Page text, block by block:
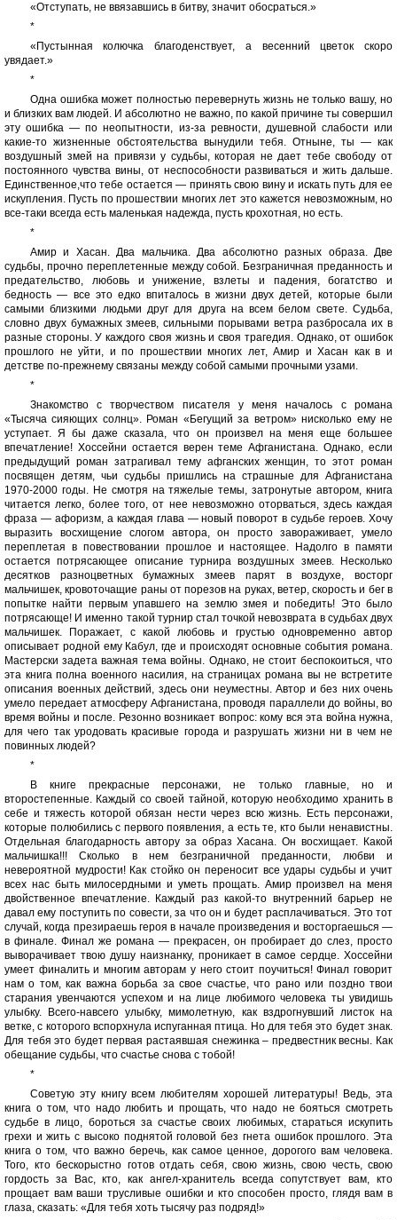
«Отступать, не ввязавшись в битву, значит обосраться.»
*
«Пустынная колючка благоденствует, а весенний цветок скоро
увядает.»
*
Одна ошибка может полностью перевернуть жизнь не только вашу, но
и близких вам людей. И абсолютно не важно, по какой причине ты совершил
эту ошибка — по неопытности, из-за ревности, душевной слабости или
какие-то жизненные обстоятельства вынудили тебя. Отныне, ты — как
воздушный змей на привязи у судьбы, которая не дает тебе свободу от
постоянного чувства вины, от неспособности развиваться и жить дальше.
Единственное,что тебе остается — принять свою вину и искать путь для ее
искупления. Пусть по прошествии многих лет это кажется невозможным, но
все-таки всегда есть маленькая надежда, пусть крохотная, но есть.
*
Амир и Хасан. Два мальчика. Два абсолютно разных образа. Две
судьбы, прочно переплетенные между собой. Безграничная преданность и
предательство, любовь и унижение, взлеты и падения, богатство и
бедность — все это едко впиталось в жизни двух детей, которые были
самыми близкими людьми друг для друга на всем белом свете. Судьба,
словно двух бумажных змеев, сильными порывами ветра разбросала их в
разные стороны. У каждого своя жизнь и своя трагедия. Однако, от ошибок
прошлого не уйти, и по прошествии многих лет, Амир и Хасан как в и
детстве по-прежнему связаны между собой самыми прочными узами.
*
Знакомство с творчеством писателя у меня началось с романа
«Тысяча сияющих солнц». Роман «Бегущий за ветром» нисколько ему не
уступает. Я бы даже сказала, что он произвел на меня еще большее
впечатление! Хоссейни остается верен теме Афганистана. Однако, если
предыдущий роман затрагивал тему афганских женщин, то этот роман
посвящен детям, чьи судьбы пришлись на страшные для Афганистана
1970-2000 годы. Не смотря на тяжелые темы, затронутые автором, книга
читается легко, более того, от нее невозможно оторваться, здесь каждая
фраза — афоризм, а каждая глава — новый поворот в судьбе героев. Хочу
выразить восхищение слогом автора, он просто завораживает, умело
переплетая в повествовании прошлое и настоящее. Надолго в памяти
остается потрясающее описание турнира воздушных змеев. Несколько
десятков разноцветных бумажных змеев парят в воздухе, восторг
мальчишек, кровоточащие раны от порезов на руках, ветер, скорость и бег в
попытке найти первым упавшего на землю змея и победить! Это было
потрясающе! И именно такой турнир стал точкой невозврата в судьбах двух
мальчишек. Поражает, с какой любовь и грустью одновременно автор
описывает родной ему Кабул, где и происходят основные события романа.
Мастерски задета важная тема войны. Однако, не стоит беспокоиться, что
эта книга полна военного насилия, на страницах романа вы не встретите
описания военных действий, здесь они неуместны. Автор и без них очень
умело передает атмосферу Афганистана, проводя параллели до войны, во
время войны и после. Резонно возникает вопрос: кому вся эта война нужна,
для чего так уродовать красивые города и разрушать жизни ни в чем не
повинных людей?
*
В книге прекрасные персонажи, не только главные, но и
второстепенные. Каждый со своей тайной, которую необходимо хранить в
себе и тяжесть которой обязан нести через всю жизнь. Есть персонажи,
которые полюбились с первого появления, а есть те, кто были ненавистны.
Отдельная благодарность автору за образ Хасана. Он восхищает. Какой
мальчишка!!! Сколько в нем безграничной преданности, любви и
невероятной мудрости! Как стойко он переносит все удары судьбы и учит
всех нас быть милосердными и уметь прощать. Амир произвел на меня
двойственное впечатление. Каждый раз какой-то внутренний барьер не
давал ему поступить по совести, за что он и будет расплачиваться. Это тот
случай, когда презираешь героя в начале произведения и восторгаешься —
в финале. Финал же романа — прекрасен, он пробирает до слез, просто
выворачивает твою душу наизнанку, проникает в самое сердце. Хоссейни
умеет финалить и многим авторам у него стоит поучиться! Финал говорит
нам о том, как важна борьба за свое счастье, что рано или поздно твои
старания увенчаются успехом и на лице любимого человека ты увидишь
улыбку. Всего-навсего улыбку, мимолетную, как вздрогнувший листок на
ветке, с которого вспорхнула испуганная птица. Но для тебя это будет знак.
Для тебя это будет первая растаявшая снежинка – предвестник весны. Как
обещание судьбы, что счастье снова с тобой!
*
Советую эту книгу всем любителям хорошей литературы! Ведь, эта
книга о том, что надо любить и прощать, что надо не бояться смотреть
судьбе в лицо, бороться за счастье своих любимых, стараться искупить
грехи и жить с высоко поднятой головой без гнета ошибок прошлого. Эта
книга о том, что важно беречь, как самое ценное, дорогого вам человека.
Того, кто бескорыстно готов отдать себя, свою жизнь, свою честь, свою
гордость за Вас, кто, как ангел-хранитель всегда сопутствует вам, кто
прощает вам ваши трусливые ошибки и кто способен просто, глядя вам в
глаза, сказать: «Для тебя хоть тысячу раз подряд!»